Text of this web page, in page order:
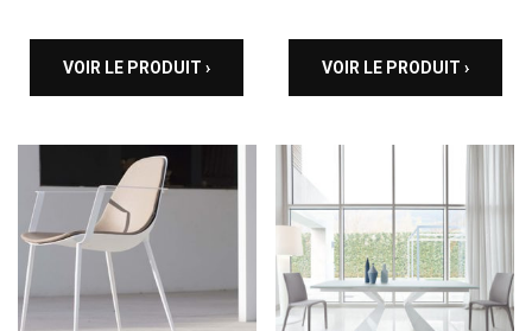
VOIR LE PRODUIT › VOIR LE PRODUIT ›